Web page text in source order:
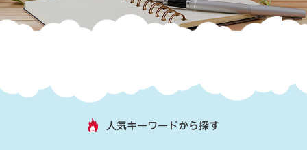
人気キーワードから探す